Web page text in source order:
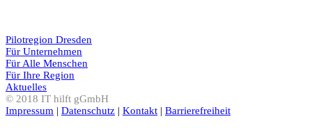
Pilotregion Dresden
Für Unternehmen
Für Alle Menschen
Für Ihre Region
Aktuelles
© 2018 IT hilft gGmbH
Impressum | Datenschutz | Kontakt | Barrierefreiheit